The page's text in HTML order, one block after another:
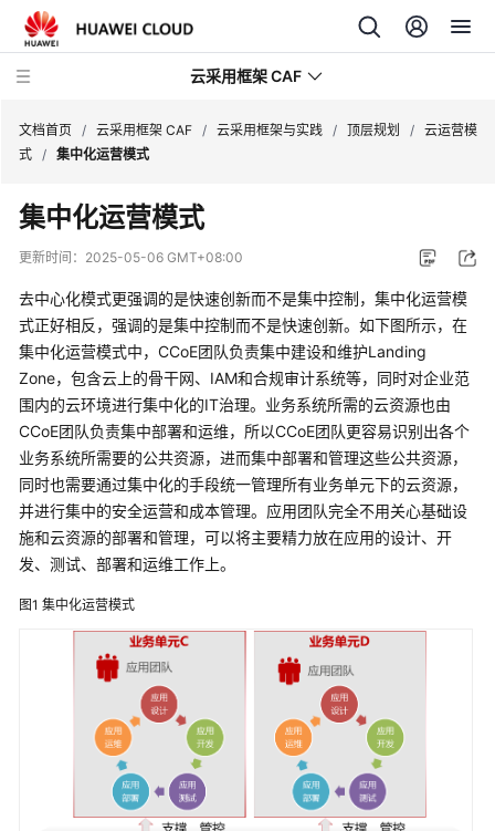
云采用框架 CAF
采
用
架
与
实
云
用
框
架
简
介
划
文档首页 / 云采用框架 CAF / 云采用框架与实践 / 顶层规划 / 云运营模
式 / 集中化运营模式
集中化运营模式
更新时间： 2025-05-06 GMT+08:00
去中心化模式更强调的是快速创新而不是集中控制，集中化运营模
式正好相反，强调的是集中控制而不是快速创新。如下图所示，在
集中化运营模式中，CCoE团队负责集中建设和维护Landing
Zone，包含云上的骨干网、IAM和合规审计系统等，同时对企业范
围内的云环境进行集中化的IT治理。业务系统所需的云资源也由
CCoE团队负责集中部署和运维，所以CCoE团队更容易识别出各个
业务系统所需要的公共资源，进而集中部署和管理这些公共资源，
同时也需要通过集中化的手段统一管理所有业务单元下的云资源，
并进行集中的安全运营和成本管理。应用团队完全不用关心基础设
施和云资源的部署和管理，可以将主要精力放在应用的设计、开
发、测试、部署和运维工作上。
图1 集中化运营模式